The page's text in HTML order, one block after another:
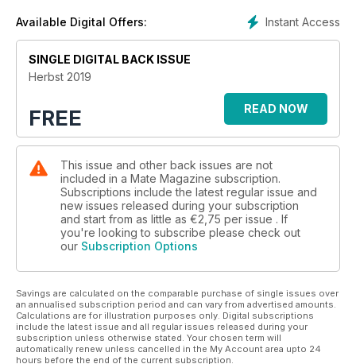
dich mit auf eine Zeitreise und wagen auch einen Blick hinter
Lichtassistenten als menschliche Puffer eingesetzt haben, um
einen Mercedes-Benz vor den wild schließenden Türen
eines Autoaufzugs zu beschützen? Noch mehr Anekdoten ab
Ganz schön grün! Genau wie Tiere über Laute, Farben oder
Pheromone miteinander kommunizieren, tauschen Bäume
Informationen untereinander aus – und zwar über sogenannte
Terpene, also ätherische Öle, die viele Pflanzen
produzieren. Genau diese Terpene sollen verantwortlich sein
für den Anstieg der Killerzellen im menschlichen Körper, wenn
wir uns über einen längeren Zeitraum (mehr als ein paar
Immunsystem quasi. Ob die Duftstoffe der Bäume tatsächlich
für eine gestärkte Abwehr verantwortlich sind, darüber sind
sich die Wissenschaftler uneinig. Dass das sogenannte
„Waldbaden“ unser Wohlbefinden positiv beeinflusst und
effektiv Stress bekämpft, ist bereits bewiesen. Wie es
funktioniert und was es uns bringt, erfährst du ab Seite 048.
Instant Access
Available Digital Offers:
SINGLE DIGITAL BACK ISSUE
Herbst 2019
FREE READ NOW
This issue and other back issues are not
included in a Mate Magazine subscription.
Subscriptions include the latest regular issue and
new issues released during your subscription
and start from as little as €2,75 per issue . If
you're looking to subscribe please check out
our Subscription Options
Savings are calculated on the comparable purchase of single issues over
an annualised subscription period and can vary from advertised amounts.
Calculations are for illustration purposes only. Digital subscriptions
include the latest issue and all regular issues released during your
subscription unless otherwise stated. Your chosen term will
automatically renew unless cancelled in the My Account area upto 24
hours before the end of the current subscription.